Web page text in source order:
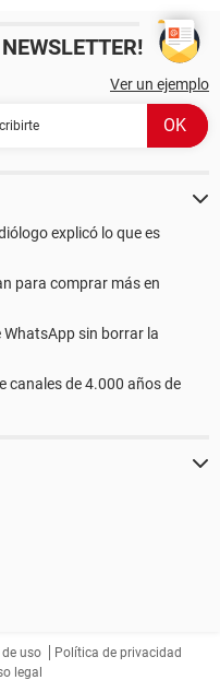
Ver un ejemplo
explicó lo que es
para comprar más en
sin borrar la
canales de 4.000 años de
uso
Política de privacidad
legal